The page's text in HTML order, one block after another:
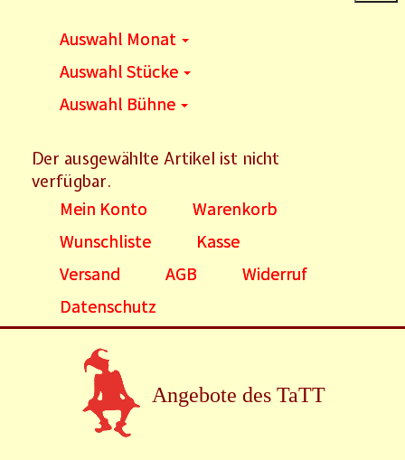
Auswahl Monat
Auswahl Stücke
Auswahl Bühne
Der ausgewählte Artikel ist nicht
verfügbar.
Mein Konto
Warenkorb
Wunschliste
Kasse
Versand
AGB
Widerruf
Datenschutz
Angebote des TaTT